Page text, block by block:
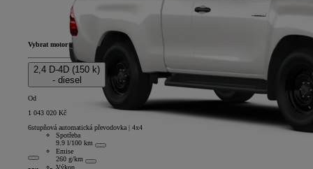
Vybrat motor
2,4 D-4D (150 k)
- diesel
Od
1 043 020 Kč
6stupňová automatická převodovka | 4x4
Spotřeba
9.9 l/100 km
Emise
260 g/km
Výkon